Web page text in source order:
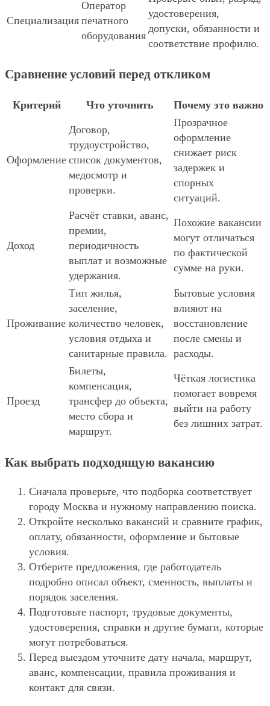
Специализация
Оператор
печатного
оборудования
удостоверения,
допуски, обязанности и
соответствие профилю.
Сравнение условий перед откликом
Критерий Что уточнить Почему это важно
Оформление
Договор,
трудоустройство,
список документов,
медосмотр и
проверки.
Прозрачное
оформление
снижает риск
задержек и
спорных
ситуаций.
Доход
Расчёт ставки, аванс,
премии,
периодичность
выплат и возможные
удержания.
Похожие вакансии
могут отличаться
по фактической
сумме на руки.
Проживание
Тип жилья,
заселение,
количество человек,
условия отдыха и
санитарные правила.
Бытовые условия
влияют на
восстановление
после смены и
расходы.
Проезд
Билеты,
компенсация,
трансфер до объекта,
место сбора и
маршрут.
Чёткая логистика
помогает вовремя
выйти на работу
без лишних затрат.
Как выбрать подходящую вакансию
Сначала проверьте, что подборка соответствует
городу Москва и нужному направлению поиска.
Откройте несколько вакансий и сравните график,
оплату, обязанности, оформление и бытовые
условия.
Отберите предложения, где работодатель
подробно описал объект, сменность, выплаты и
порядок заселения.
Подготовьте паспорт, трудовые документы,
удостоверения, справки и другие бумаги, которые
могут потребоваться.
Перед выездом уточните дату начала, маршрут,
аванс, компенсации, правила проживания и
контакт для связи.